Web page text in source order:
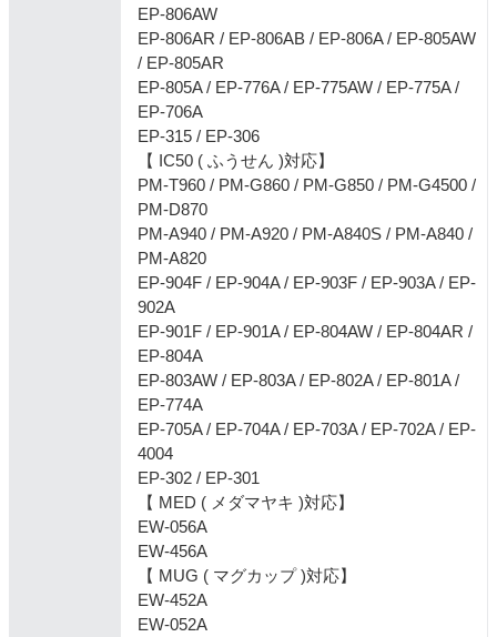
EP-806AW
EP-806AR / EP-806AB / EP-806A / EP-805AW
/ EP-805AR
EP-805A / EP-776A / EP-775AW / EP-775A /
EP-706A
EP-315 / EP-306
【 IC50 ( ふうせん )対応】
PM-T960 / PM-G860 / PM-G850 / PM-G4500 /
PM-D870
PM-A940 / PM-A920 / PM-A840S / PM-A840 /
PM-A820
EP-904F / EP-904A / EP-903F / EP-903A / EP-
902A
EP-901F / EP-901A / EP-804AW / EP-804AR /
EP-804A
EP-803AW / EP-803A / EP-802A / EP-801A /
EP-774A
EP-705A / EP-704A / EP-703A / EP-702A / EP-
4004
EP-302 / EP-301
【 MED ( メダマヤキ )対応】
EW-056A
EW-456A
【 MUG ( マグカップ )対応】
EW-452A
EW-052A